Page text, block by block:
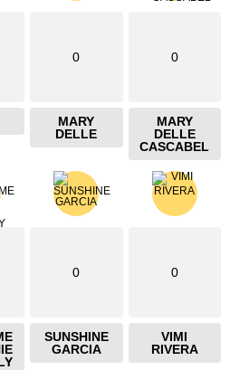
0
MARY
DELLE
0
MARY
DELLE
CASCABEL
0
SUNSHINE
GARCIA
0
VIMI
RIVERA